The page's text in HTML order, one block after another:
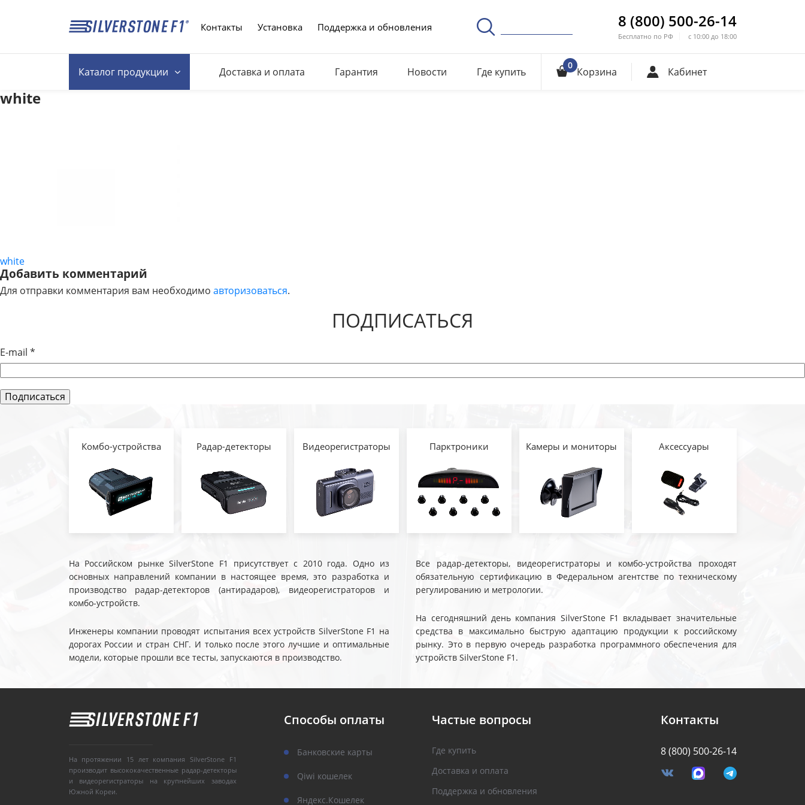
Контакты Установка Поддержка и обновления 8 (800) 500-26-14
Бесплатно по РФ с 10:00 до 18:00
Каталогпродукции Доставка и оплата Гарантия Новости Где купить 0 Корзина Кабинет
white
НАВИГАЦИЯ
ПО
white
Добавить комментарий
Для отправки комментария вам необходимо авторизоваться.
ПОДПИСАТЬСЯ
E-mail *
Комбо-устройства Радар-детекторы Видеорегистраторы Парктроники Камеры и мониторы Аксессуары
На Российском рынке SilverStone F1 присутствует с 2010 года. Одно из
основных направлений компании в настоящее время, это разработка и
производство радар-детекторов (антирадаров), видеорегистраторов и
комбо-устройств.
Инженеры компании проводят испытания всех устройств SilverStone F1 на
дорогах России и стран СНГ. И только после этого лучшие и оптимальные
модели, которые прошли все тесты, запускаются в производство.
Все радар-детекторы, видеорегистраторы и комбо-устройства проходят
обязательную сертификацию в Федеральном агентстве по техническому
регулированию и метрологии.
На сегодняшний день компания SilverStone F1 вкладывает значительные
средства в максимально быструю адаптацию продукции к российскому
рынку. Это в первую очередь разработка программного обеспечения для
устройств SilverStone F1.
На протяжении 15 лет компания SilverStone F1
производит высококачественные радар-детекторы
и видеорегистраторы на крупнейших заводах
Южной Кореи.
Способы оплаты
Банковские карты
Qiwi кошелек
Яндекс.Кошелек
Частые вопросы
Где купить
Доставка и оплата
Поддержка и обновления
Контакты
8 (800) 500-26-14